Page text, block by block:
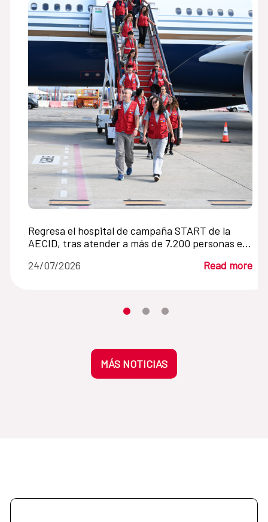
Regresa el hospital de campaña START de la
AECID, tras atender a más de 7.200 personas en
24/07/2026 Read more
Moves the carousel to its element
Moves the carousel to its
Moves the carousel to its
MÁS NOTICIAS